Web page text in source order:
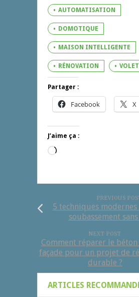
AUTOMATISATION
DOMOTIQUE
MAISON INTELLIGENTE
RÉNOVATION
Partager :
Facebook X
J’aime ça :
Chargement…
PREVIOUS
5 techniques
soubassement
NEXT POST
Comment réparer le
façade pour un projet de
durable ?
ARTICLES